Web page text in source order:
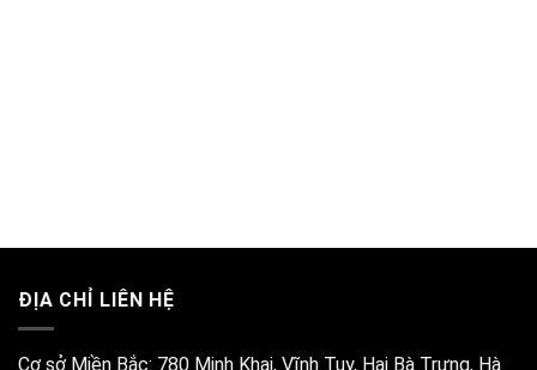
ĐỊA CHỈ LIÊN HỆ
Cơ sở Miền Bắc: 780 Minh Khai, Vĩnh Tuy, Hai Bà Trưng, Hà